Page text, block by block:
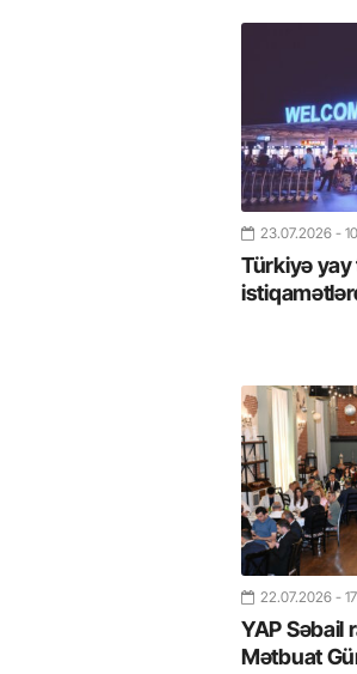
23.07.2026 -
Türkiyə
22.07.2026 -
YAP Səbail
Mətbuat